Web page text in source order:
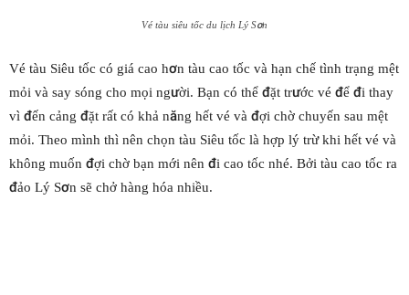
Vé tàu siêu tốc du lịch Lý Sơn
Vé tàu Siêu tốc có giá cao hơn tàu cao tốc và hạn chế tình trạng mệt
mỏi và say sóng cho mọi người. Bạn có thể đặt trước vé để đi thay
vì đến cảng đặt rất có khả năng hết vé và đợi chờ chuyến sau mệt
mỏi. Theo mình thì nên chọn tàu Siêu tốc là hợp lý trừ khi hết vé và
không muốn đợi chờ bạn mới nên đi cao tốc nhé. Bởi tàu cao tốc ra
đảo Lý Sơn sẽ chở hàng hóa nhiều.